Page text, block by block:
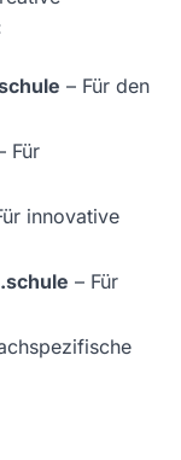
– Für den
Für
innovative
– Für